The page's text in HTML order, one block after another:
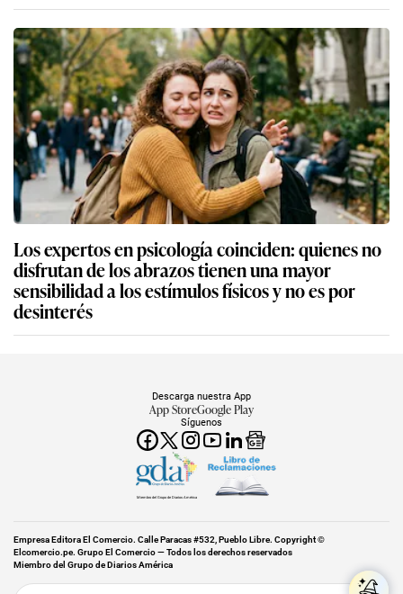
Los expertos en psicología coinciden: quienes no
disfrutan de los abrazos tienen una mayor
sensibilidad a los estímulos físicos y no es por
desinterés
Síguenos
Descarga nuestra App
App StoreGoogle Play
Miembro del Grupo de Diarios América
Empresa Editora El Comercio. Calle Paracas #532, Pueblo Libre. Copyright ©
Elcomercio.pe. Grupo El Comercio — Todos los derechos reservados
Miembro del Grupo de Diarios América